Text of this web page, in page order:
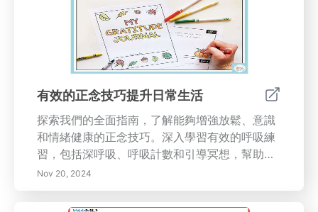
有效的正念技巧提升日常生活
探索我們的全面指南，了解能夠增強放鬆、意識
和情緒健康的正念技巧。深入學習有效的呼吸練
習，包括深呼吸、呼吸計數和引導冥想，幫助減
少壓力並改善精神清晰度。了解身體掃描冥想及
其對自我意識和情緒調節的好處。發現正念行走
的變革性實踐，並將正念融入日常活動中，享受
Nov 20, 2024